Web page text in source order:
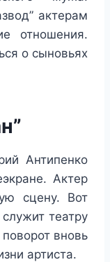
актерам
отношения.
о сыновьях
Антипенко
Актер
сцену. Вот
театру
вновь
артиста.